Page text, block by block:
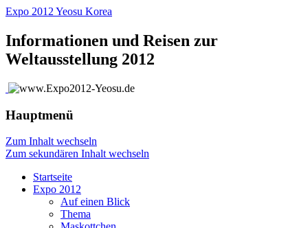
Expo 2012 Yeosu Korea
Informationen und Reisen zur
Weltausstellung 2012
Hauptmenü
Zum Inhalt wechseln
Zum sekundären Inhalt wechseln
Startseite
Expo 2012
Auf einen Blick
Thema